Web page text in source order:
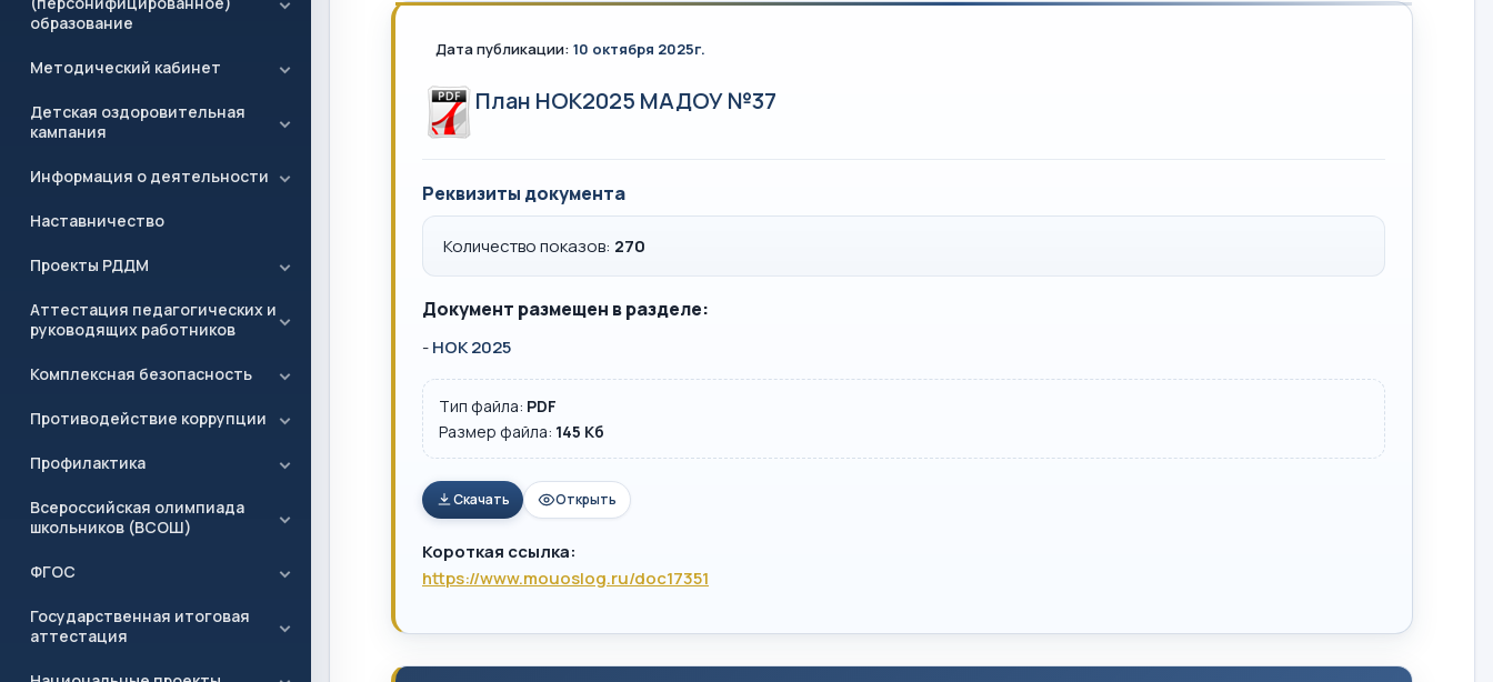
образование
Методический кабинет
Детская оздоровительная
кампания
Информация о деятельности
Наставничество
Проекты РДДМ
Аттестация педагогических и
руководящих работников
Комплексная безопасность
Противодействие коррупции
Профилактика
Всероссийская олимпиада
школьников (ВСОШ)
ФГОС
Государственная итоговая
аттестация
Дата публикации: 10 октября 2025г.
План НОК2025 МАДОУ №37
Реквизиты документа
Количество показов: 270
Документ размещен в разделе:
-НОК 2025
Тип файла: PDF
Размер файла: 145 Кб
Скачать Открыть
Короткая ссылка:
https://www.mouoslog.ru/doc17351